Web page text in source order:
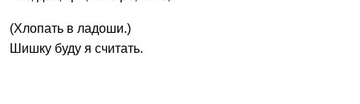
(Хлопать в ладоши.)
Шишку буду я считать.